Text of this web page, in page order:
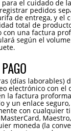
el cuidado de
pedidos
de entrega, y el
total de
con una factura
según el
(días laborables)
electrónico con el
la factura
y un enlace
con cualquier
moneda (la